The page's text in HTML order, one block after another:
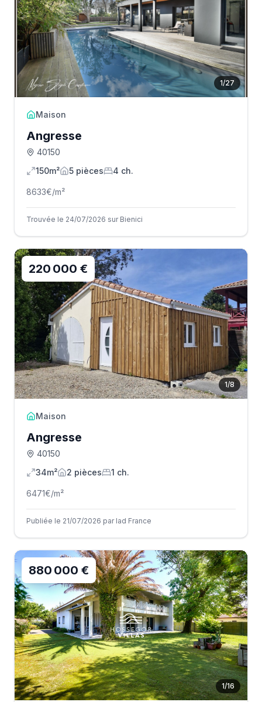
1/27
Maison
Angresse
40150
150m²
5 pièces 4 ch.
8633€/m²
Trouvée le 24/07/2026 sur Bienici
1/8
220 000 €
Maison
Angresse
40150
34m²
2 pièces 1 ch.
6471€/m²
Publiée le 21/07/2026 par Iad France
1/16
880 000 €